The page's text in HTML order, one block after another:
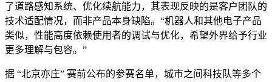
了道路感知系统、优化续航能力，其表现反映的是客户团队的
技术适配情况，而非产品本身缺陷。“机器人和其他电子产品
类似，性能高度依赖使用者的调试与优化，希望外界给予行业
更多理解与包容。”
据 “北京亦庄” 赛前公布的参赛名单，城市之间科技队等多个